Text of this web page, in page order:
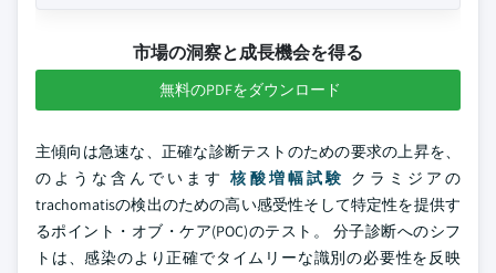
市場の洞察と成長機会を得る
無料のPDFをダウンロード
主傾向は急速な、正確な診断テストのための要求の上昇を、
のような含んでいます核酸増幅試験 クラミジアの
trachomatisの検出のための高い感受性そして特定性を提供す
るポイント・オブ・ケア(POC)のテスト。 分子診断へのシフ
トは、感染のより正確でタイムリーな識別の必要性を反映